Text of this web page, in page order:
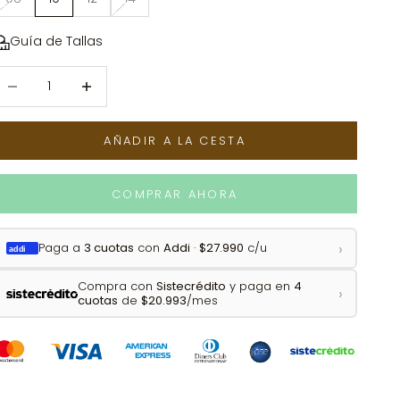
Guía de Tallas
AÑADIR A LA CESTA
COMPRAR AHORA
addi Paga a 3 cuotas con Addi · $27.990 c/u ›
Compra con Sistecrédito y paga en 4
cuotas de $20.993/mes ›